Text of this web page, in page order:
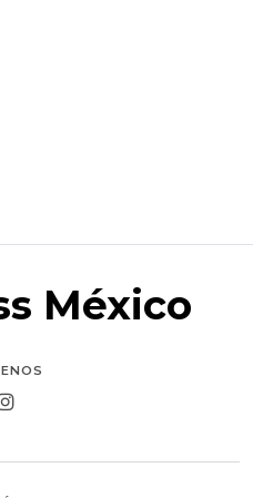
México